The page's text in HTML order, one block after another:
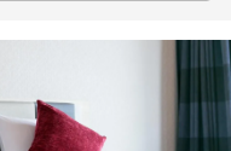
2名 ¥ 8,679 ~